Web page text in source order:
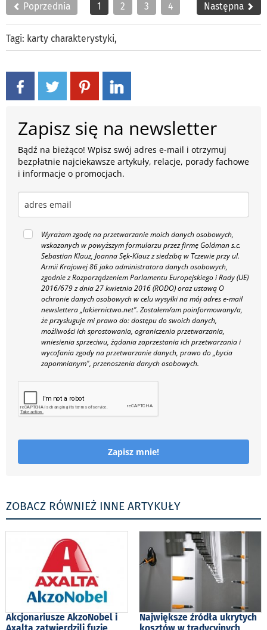
Poprzednia 1 2 3 4 Następna
Tagi: karty charakterystyki,
Zapisz się na newsletter
Bądź na bieżąco! Wpisz swój adres e-mail i otrzymuj
bezpłatnie najciekawsze artykuły, relacje, porady fachowe
i informacje o promocjach.
Wyrażam zgodę na przetwarzanie moich danych osobowych,
wskazanych w powyższym formularzu przez firmę Goldman s.c.
Sebastian Klauz, Joanna Sęk-Klauz z siedzibą w Tczewie przy ul.
Armii Krajowej 86 jako administratora danych osobowych,
zgodnie z Rozporządzeniem Parlamentu Europejskiego i Rady (UE)
2016/679 z dnia 27 kwietnia 2016 (RODO) oraz ustawą O
ochronie danych osobowych w celu wysyłki na mój adres e-mail
newslettera „lakiernictwo.net". Zostałem/am poinformowany/a,
że przysługuje mi prawo do: dostępu do swoich danych,
możliwości ich sprostowania, ograniczenia przetwarzania,
wniesienia sprzeciwu, żądania zaprzestania ich przetwarzania i
wycofania zgody na przetwarzanie danych, prawo do „bycia
zapomnianym", przenoszenia danych osobowych.
Zapisz mnie!
ZOBACZ RÓWNIEŻ INNE ARTYKUŁY
Akcjonariusze AkzoNobel i
Największe źródła ukrytych